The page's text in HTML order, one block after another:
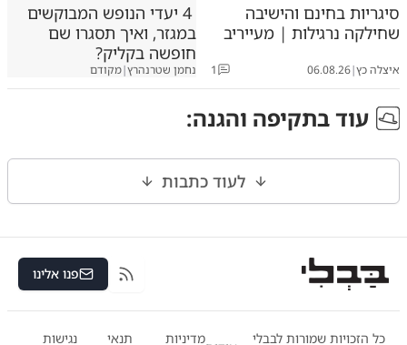
סיגריות בחינם והישיבה
שחילקה נרגילות | מעייריב
איצלה כץ|
06.08.26
1
4 יעדי הנופש המבוקשים
במגזר, ואיך תסגרו שם
חופשה בקליק?
נחמן שטרנהרץ|מקודם
עוד בתקיפה והגנה:
לעוד כתבות
RSS פנו אלינו
כל הזכויות שמורות לבבלי מדיניות תנאי נגישות